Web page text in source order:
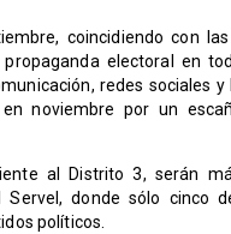
coincidiendo con
electoral en
redes sociales
noviembre por un
al Distrito 3, serán
donde sólo cinco
políticos.